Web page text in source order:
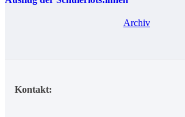
Archiv
Kontakt: